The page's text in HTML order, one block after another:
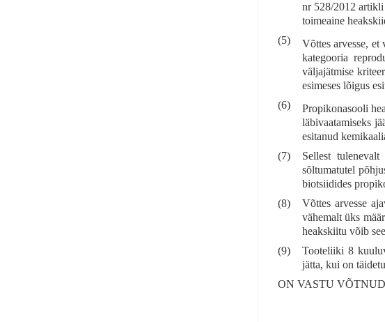
nr 528/2012 artikli
toimeaine
(5)
Võttes arvesse,
kategooria
väljajätmise
esimeses lõigus
(6)
Propikonasooli
läbivaatamiseks
esitanud
(7)
Sellest
sõltumatutel
biotsiidides
(8)
Võttes arvesse
vähemalt üks
heakskiitu võib
(9)
Tooteliiki 8
jätta, kui on
ON VASTU